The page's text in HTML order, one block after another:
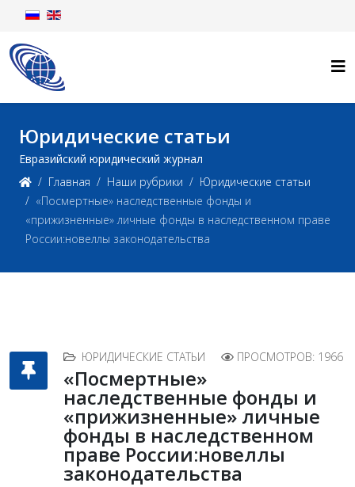
Юридические статьи
Евразийский юридический журнал
Главная
Наши рубрики
Юридические статьи
«Посмертные» наследственные фонды и
«прижизненные» личные фонды в наследственном праве
России:новеллы законодательства
ЮРИДИЧЕСКИЕ СТАТЬИ ПРОСМОТРОВ: 1966
«Посмертные»
наследственные фонды и
«прижизненные» личные
фонды в наследственном
праве России:новеллы
законодательства